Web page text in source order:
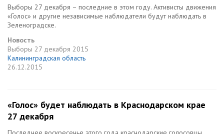
Выборы 27 декабря – последние в этом году. Активисты движения
«Голос» и другие независимые наблюдатели будут наблюдать в
Зеленоградске.
Новость
Выборы 27 декабря 2015
Калининградская область
26.12.2015
«Голос» будет наблюдать в Краснодарском крае
27 декабря